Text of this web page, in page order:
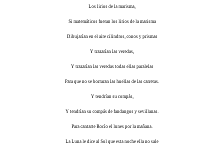
Los lirios de la marisma,
Si matemáticos fueran los lirios de la marisma
Dibujarían en el aire cilindros, conos y prismas
Y trazarían las veredas,
Y trazarían las veredas todas ellas paralelas
Para que no se borraran las huellas de las carretas.
Y tendrían su compás,
Y tendrían su compás de fandangos y sevillanas.
Para cantarte Rocío el lunes por la mañana.
La Luna le dice al Sol que esta noche ella no sale